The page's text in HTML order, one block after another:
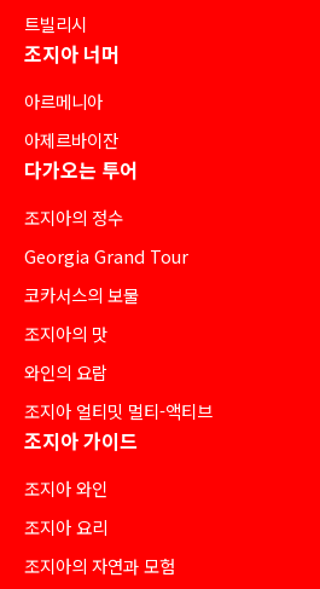
트빌리시
조지아 너머
아르메니아
아제르바이잔
다가오는 투어
조지아의 정수
Georgia Grand Tour
코카서스의 보물
조지아의 맛
와인의 요람
조지아 얼티밋 멀티-액티브
조지아 가이드
조지아 와인
조지아 요리
조지아의 자연과 모험